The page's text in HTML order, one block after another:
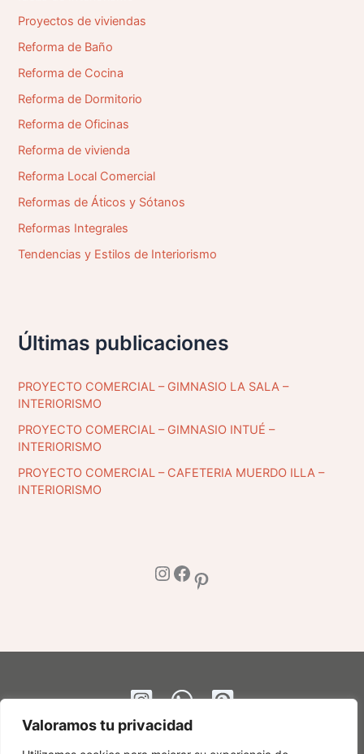
Valoramos tu privacidad
Proyectos de viviendas
Reforma de Baño
Reforma de Cocina
Reforma de Dormitorio
Reforma de Oficinas
Reforma de vivienda
Reforma Local Comercial
Reformas de Áticos y Sótanos
Reformas Integrales
Tendencias y Estilos de Interiorismo
Últimas publicaciones
PROYECTO COMERCIAL – GIMNASIO LA SALA –
INTERIORISMO
PROYECTO COMERCIAL – GIMNASIO INTUÉ –
INTERIORISMO
PROYECTO COMERCIAL – CAFETERIA MUERDO ILLA –
INTERIORISMO
Instagram Facebook Pinterest